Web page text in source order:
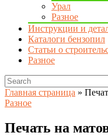
Урал
Разное
Инструкции и
Каталоги бензопил
Статьи о
Разное
Главная страница »
Разное
Печать на